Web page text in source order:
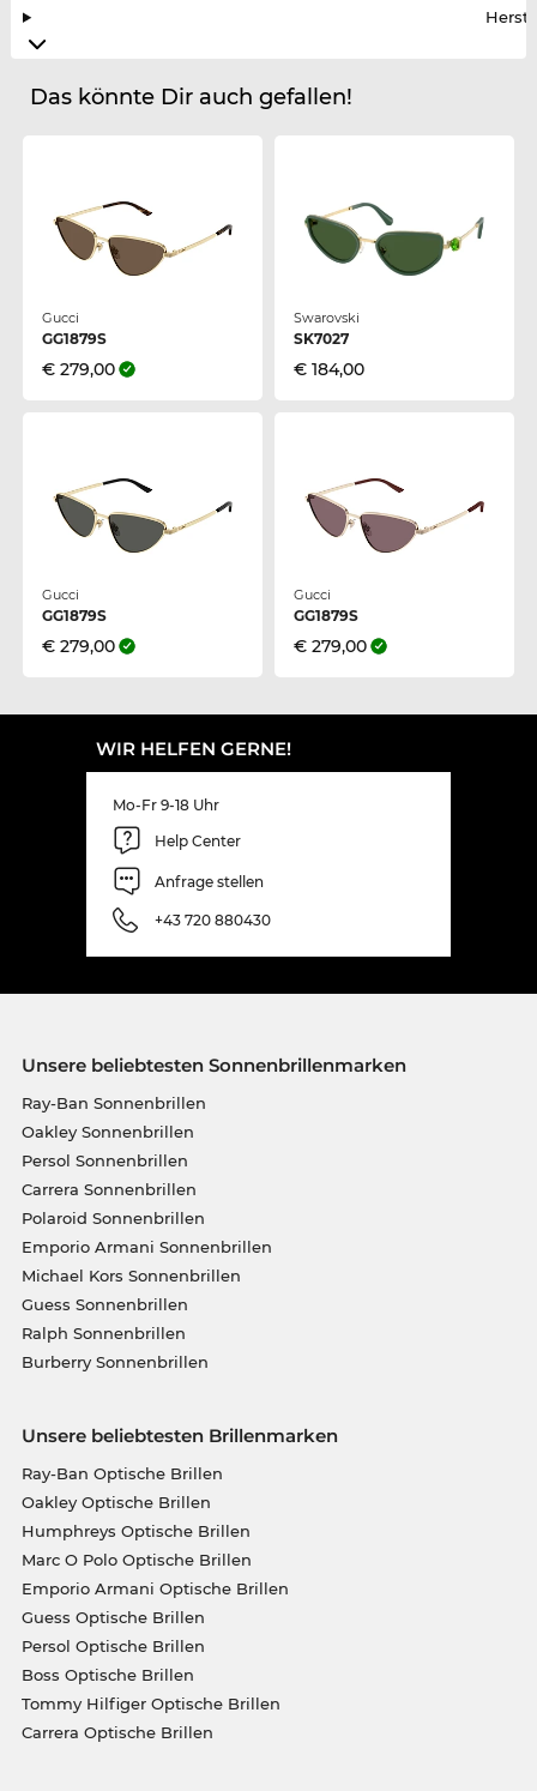
Das könnte Dir auch gefallen!
Gucci
GG1879S
€ 279,00
Swarovski
SK7027
€ 184,00
Gucci
GG1879S
€ 279,00
Gucci
GG1879S
€ 279,00
WIR HELFEN GERNE!
Mo-Fr 9-18 Uhr
Help Center
Anfrage stellen
+43 720 880430
Unsere beliebtesten Sonnenbrillenmarken
Ray-Ban Sonnenbrillen
Oakley Sonnenbrillen
Persol Sonnenbrillen
Carrera Sonnenbrillen
Polaroid Sonnenbrillen
Emporio Armani Sonnenbrillen
Michael Kors Sonnenbrillen
Guess Sonnenbrillen
Ralph Sonnenbrillen
Burberry Sonnenbrillen
Unsere beliebtesten Brillenmarken
Ray-Ban Optische Brillen
Oakley Optische Brillen
Humphreys Optische Brillen
Marc O Polo Optische Brillen
Emporio Armani Optische Brillen
Guess Optische Brillen
Persol Optische Brillen
Boss Optische Brillen
Tommy Hilfiger Optische Brillen
Carrera Optische Brillen